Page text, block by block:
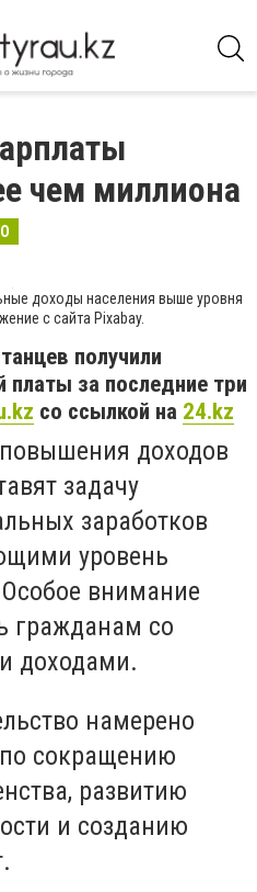
чем миллиона
доходы населения выше уровня
с сайта Pixabay.
получили
за последние три
со ссылкой на 24.kz
доходов
задачу
заработков
уровень
внимание
гражданам со
доходами.
намерено
сокращению
развитию
и созданию